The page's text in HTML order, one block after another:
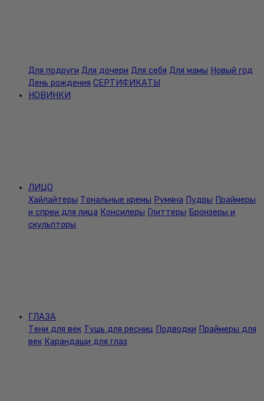
Для подруги Для дочери Для себя Для мамы Новый год
День рождения СЕРТИФИКАТЫ
НОВИНКИ
ЛИЦО
Хайлайтеры Тональные кремы Румяна Пудры Праймеры
и спреи для лица Консилеры Глиттеры Бронзеры и
скульпторы
ГЛАЗА
Тени для век Тушь для ресниц Подводки Праймеры для
век Карандаши для глаз